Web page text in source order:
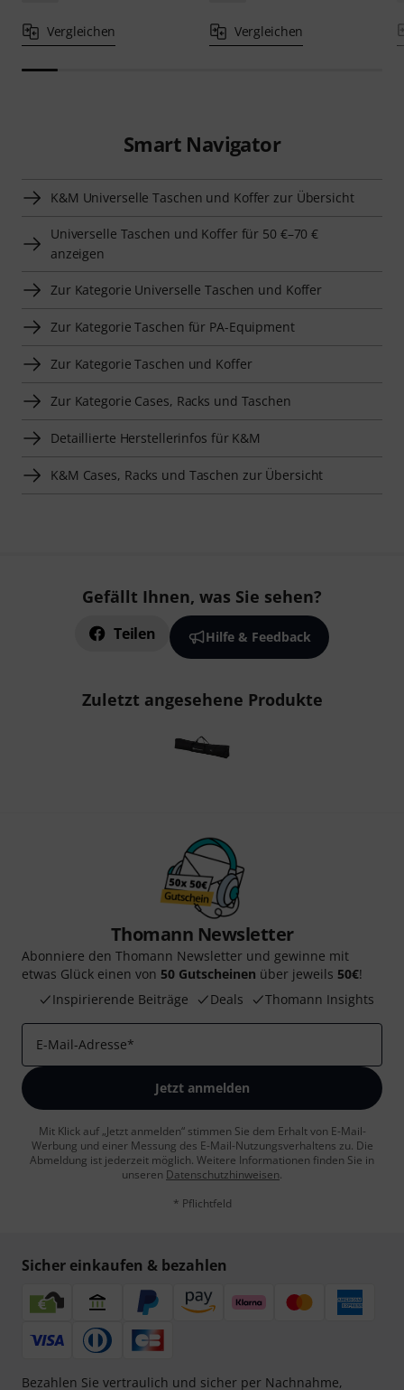
Vergleichen Vergleichen
Smart Navigator
K&M Universelle Taschen und Koffer zur Übersicht
Universelle Taschen und Koffer für 50 €–70 €
anzeigen
Zur Kategorie Universelle Taschen und Koffer
Zur Kategorie Taschen für PA-Equipment
Zur Kategorie Taschen und Koffer
Zur Kategorie Cases, Racks und Taschen
Detaillierte Herstellerinfos für K&M
K&M Cases, Racks und Taschen zur Übersicht
Gefällt Ihnen, was Sie sehen?
Teilen Hilfe & Feedback
Zuletzt angesehene Produkte
Thomann Newsletter
Abonniere den Thomann Newsletter und gewinne mit
etwas Glück einen von 50 Gutscheinen über jeweils 50€!
Inspirierende Beiträge
Deals Thomann Insights
E-Mail-Adresse*
Jetzt anmelden
Mit Klick auf „Jetzt anmelden“ stimmen Sie dem Erhalt von E-Mail-
Werbung und einer Messung des E-Mail-Nutzungsverhaltens zu. Die
Abmeldung ist jederzeit möglich. Weitere Informationen finden Sie in
unseren Datenschutzhinweisen.
* Pflichtfeld
Sicher einkaufen & bezahlen
Bezahlen Sie vertraulich und sicher per Nachnahme,